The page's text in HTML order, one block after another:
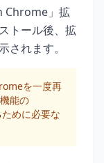
Chrome」拡
トール後、拡
されます。
を一度再
能の
めに必要な